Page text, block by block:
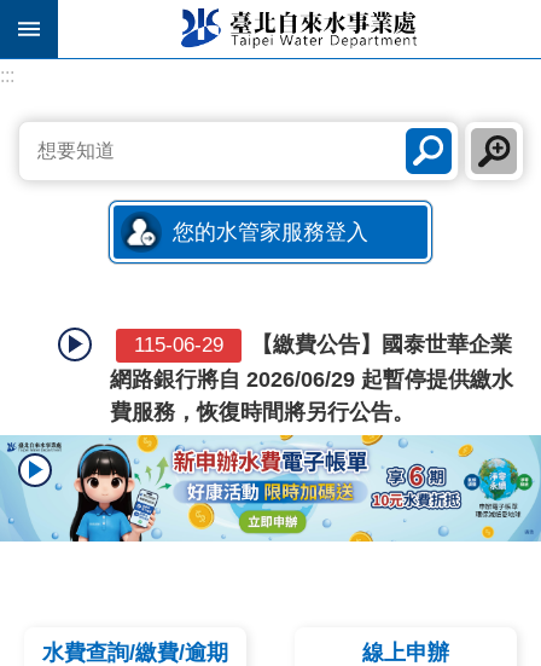
跳到主要內容區塊
:::
您的水管家服務登入
115-06-29
【繳費公告】國泰世華企業
網路銀行將自 2026/06/29 起暫停提供繳水
費服務，恢復時間將另行公告。
114-04-14
小心！近期詐騙簡訊及釣魚
郵件頻傳 北水處請用戶提高警覺避免受騙
及含病毒電子繳費憑證郵件，請提高警覺避
水費查詢/繳費/逾期 線上申辦